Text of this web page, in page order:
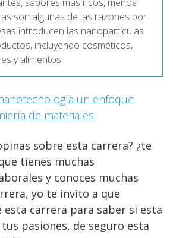
son algunas de las razones por
introducen las nanopartículas
incluyendo cosméticos,
y alimentos.
un enfoque
de materiales
sobre esta carrera? ¿te
tienes muchas
y conoces muchas
yo te invito a que
esta carrera para saber si esta
pasiones, de seguro esta